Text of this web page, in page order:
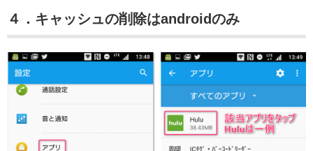
４．キャッシュの削除はandroidのみ